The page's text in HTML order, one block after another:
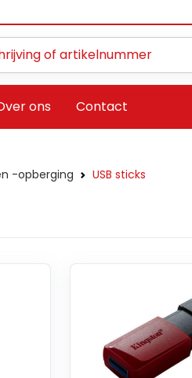
ons Contact
-opberging USB sticks